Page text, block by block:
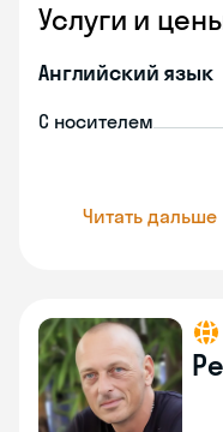
Услуги и
Английский язык
С носителем
Читать дальше